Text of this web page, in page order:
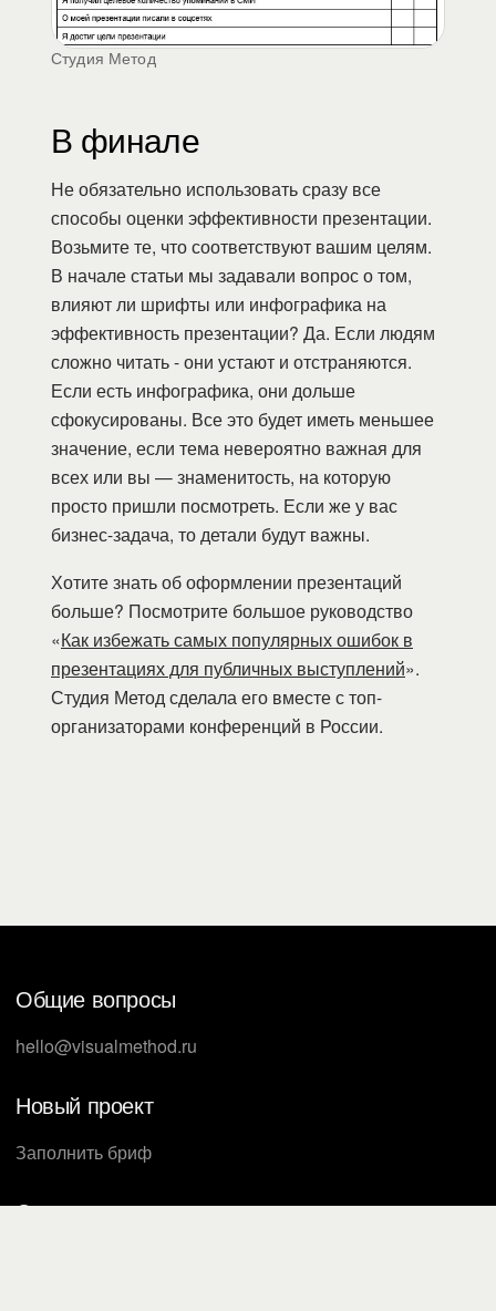
Студия Метод
В финале
Не обязательно использовать сразу все
способы оценки эффективности презентации.
Возьмите те, что соответствуют вашим целям.
В начале статьи мы задавали вопрос о том,
влияют ли шрифты или инфографика на
эффективность презентации? Да. Если людям
сложно читать - они устают и отстраняются.
Если есть инфографика, они дольше
сфокусированы. Все это будет иметь меньшее
значение, если тема невероятно важная для
всех или вы — знаменитость, на которую
просто пришли посмотреть. Если же у вас
бизнес-задача, то детали будут важны.
Хотите знать об оформлении презентаций
больше? Посмотрите большое руководство
«Как избежать самых популярных ошибок в
презентациях для публичных выступлений».
Студия Метод сделала его вместе с топ-
организаторами конференций в России.
Общие вопросы
hello@visualmethod.ru
Новый проект
Заполнить бриф
Соцсети